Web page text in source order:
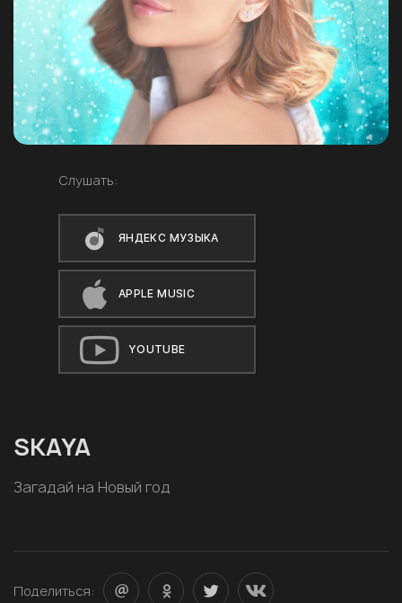
Слушать:
ЯНДЕКС МУЗЫКА
APPLE MUSIC
YOUTUBE
SKAYA
Загадай на Новый год
Поделиться: